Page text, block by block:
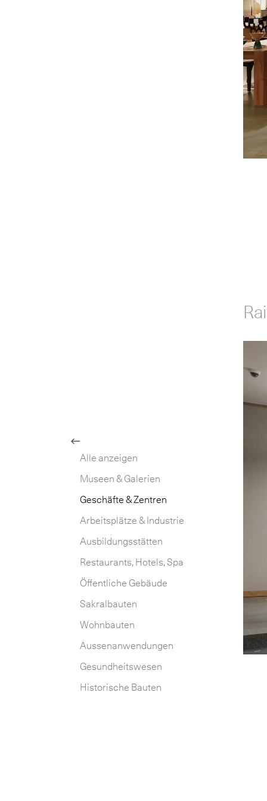
Site
Main
Nav
Alle anzeigen
Museen & Galerien
Geschäfte & Zentren
Arbeitsplätze & Industrie
Ausbildungsstätten
Restaurants, Hotels, Spa
Öffentliche Gebäude
Sakralbauten
Wohnbauten
Aussenanwendungen
Gesundheitswesen
Historische Bauten